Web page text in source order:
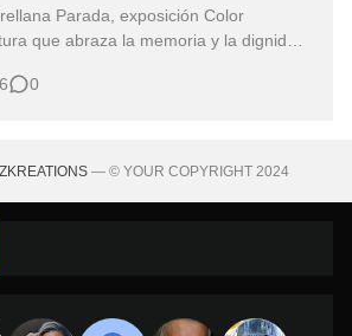
Parada, exposición Color
que abraza la memoria y la dignidad
levantar la voz para permanecer en la
0
ZKREATIONS— © YOUR COPYRIGHT 2024